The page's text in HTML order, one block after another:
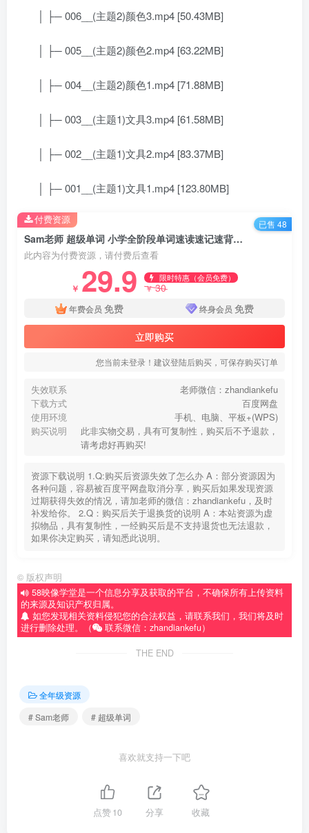
│ ├─ 006__(主题2)颜色3.mp4 [50.43MB]
│ ├─ 005__(主题2)颜色2.mp4 [63.22MB]
│ ├─ 004__(主题2)颜色1.mp4 [71.88MB]
│ ├─ 003__(主题1)文具3.mp4 [61.58MB]
│ ├─ 002__(主题1)文具2.mp4 [83.37MB]
│ ├─ 001__(主题1)文具1.mp4 [123.80MB]
Sam老师 超级单词 小学全阶段单词速读速记速背课程(适合小学3-6年级) 百度网盘下载
此内容为付费资源，请付费后查看
￥ 29.9 限时特惠（会员免费）
￥30
年费会员 免费 终身会员 免费
立即购买
您当前未登录！建议登陆后购买，可保存购买订单
失效联系
老师微信：zhandiankefu
下载方式
百度网盘
使用环境
手机、电脑、平板+(WPS)
购买说明
此非实物交易，具有可复制性，购买后不予退款，
请考虑好再购买!
资源下载说明 1.Q:购买后资源失效了怎么办 A：部分资源因为
各种问题，容易被百度平网盘取消分享，购买后如果发现资源
过期获得失效的情况，请加老师的微信：zhandiankefu，及时
补发给你。 2.Q：购买后关于退换货的说明 A：本站资源为虚
拟物品，具有复制性，一经购买后是不支持退货也无法退款，
如果你决定购买，请知悉此说明。
付费资源 已售 48
© 版权声明
58映像学堂是一个信息分享及获取的平台，不确保所有上传资料
的来源及知识产权归属。
如您发现相关资料侵犯您的合法权益，请联系我们，我们将及时
进行删除处理。（
联系微信：zhandiankefu）
THE END
全年级资源
# Sam老师
# 超级单词
喜欢就支持一下吧
点赞10 分享 收藏